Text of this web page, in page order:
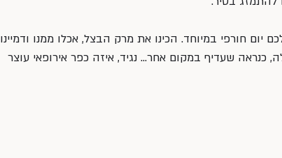
יום חורפי במיוחד. הכינו את מרק הבצל, אכלו ממנו ודמיינו
כנראה שעדיף במקום אחר… נגיד, איזה כפר אירופאי עוצר